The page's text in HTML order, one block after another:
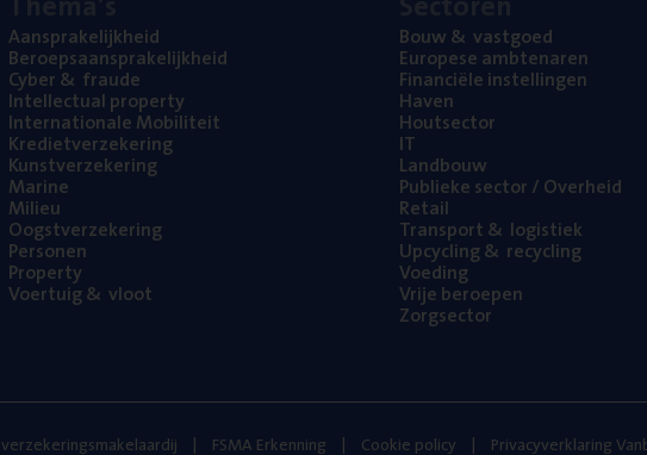
Aan­spra­ke­lijk­heid
Beroeps­aan­spra­ke­lijk­heid
Cyber& fraude
Intel­lec­tu­al property
Inter­na­ti­o­na­le Mobiliteit
Kre­diet­ver­ze­ke­ring
Kunst­ver­ze­ke­ring
Mari­ne
Mili­eu
Oogst­ver­ze­ke­ring
Per­so­nen
Pro­per­ty
Voer­tuig& vloot
Bouw& vastgoed
Euro­pe­se ambtenaren
Finan­ci­ë­le instellingen
Haven
Hout­sec­tor
IT
Land­bouw
Publie­ke sec­tor / Overheid
Retail
Trans­port& logistiek
Upcy­cling& recycling
Voe­ding
Vrije beroe­pen
Zorg­sec­tor
FSMA Erkenning Cookie policy Privacyverklaring